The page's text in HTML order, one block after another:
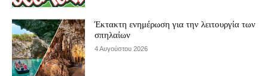
Έκτακτη ενημέρωση για την λειτουργία των
σπηλαίων
4 Αυγούστου 2026